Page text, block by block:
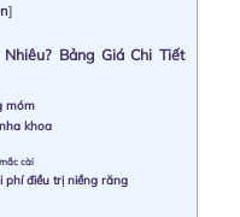
]
Bảng Giá Chi Tiết
móm
khoa
cài
phí điều trị niềng răng